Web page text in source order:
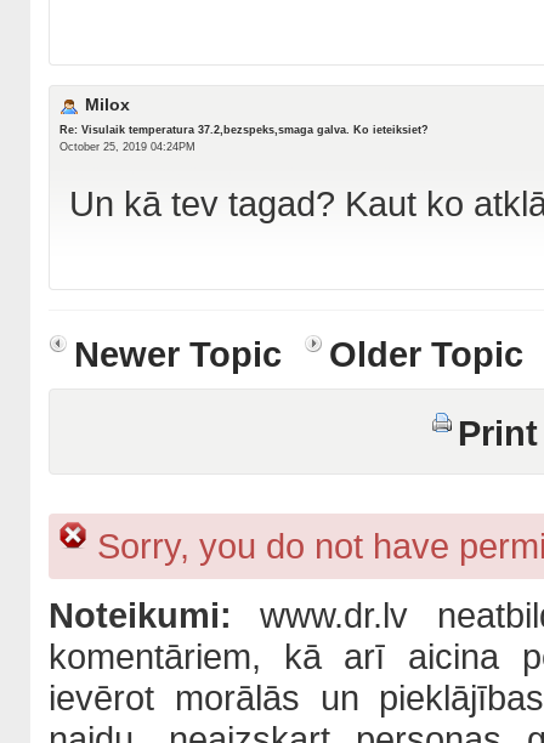
Milox
Re: Visulaik temperatura 37.2,bezspeks,smaga galva. Ko ieteiksiet?
October 25, 2019 04:24PM
Un kā tev tagad? Kaut ko
Newer Topic
Older Topic
Sorry, you do not have
Noteikumi:www.dr.lv
komentāriem, kā arī aicina
ievērot morālās un